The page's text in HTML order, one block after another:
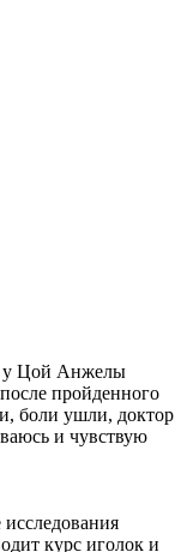
у Цой Анжелы
пройденного
боли ушли, доктор
и чувствую
курс иголок и